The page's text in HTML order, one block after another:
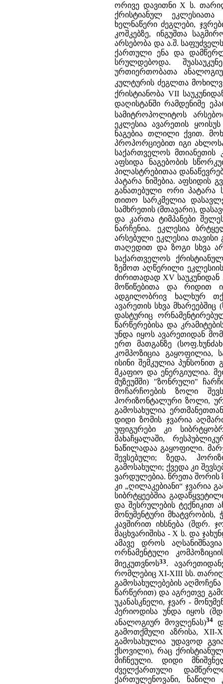
ორივე დავითნი X ს.
ქრისტიანულ ეკლესიათა
ხელნაწერი ძეგლები,
კოშკებზე, ინგუშთა
არსებობა და ა.შ.
ქართული ენა და
სრულდებოდა.
ურთიერთობათა
კულტურის ძეგლთა
ქრისტიანობა VII
დაღისტანში რამდენიმე
სამიტროპოლიტოს
ეკლესია ავარეთის
ნაგებია თლილი ქვით.
პროპორციებით იგი
საქართველოს მთიანეთის
აფსიდა ნაგებობის
პილასტრებითაა
პატარა ნიშებია. აფსიდის
განათებული ორი პატარა
თითო სარკმელია
სამხრეთის (მთავარი),
და კართა ტიმპანები
ნარჩენია. ეკლესია
არსებული ეკლესია
თაღედით და ზოგი სხვა
საქართველოს
ზემოთ აღწერილი
ძირითადად XV
მოწიწებითა და რიდით
ადგილობრივ ხალხურ
ავარეთის სხვა
დასტურიც
წარწერებისა და
უნდა იყოს ავარეთიდან
ერთ მათგანზე
კომპოზიცია გაყოფილია,
ისინი შემკულია
მკაფიო და ენერგიულია.
მუზეუმში) "ზონრული"
მოჩარჩოების ზოლი
ჰორიზონტალური ზოლი,
გამოსახულია
დიდი ზომის ჯვარია
უფიგურები კი
მახაჩყალაში,
ნაწილადაა გაყოფილი.
შევსებული; ზედა,
გამოსახული; ქვედა კი
ვარდულებია. წრეთა შორის
კი „ღილაკებიანი“ ჯვარია
სიბრტყეებშია
და შესრულების ტექნიკით
მონუმენტური
კავშირით იხსნება (შდრ.
მაცხვარიშისა - X ს. და
ამავე დროს
ორნამენტული
მიეკუთვნოს33.
რომლებიც XI-XIII სს.
გამოსახულებების
წარწერით) და აგრეთვე
უკანასკნელი, ჯვარ -
პერიოდისა უნდა იყოს
ანალოგიურ მოვლენას)34
გამოთქმული აზრისა, XII-
გამოსახულია უდავოდ
ქსოვილი), რაც
მიჩნეული. დიდი
ძველქართული
ქართულენოვანი,